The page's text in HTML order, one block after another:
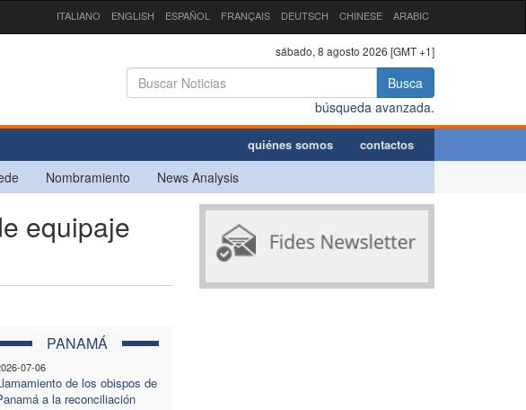
ITALIANO ENGLISH ESPAÑOL FRANÇAIS DEUTSCH CHINESE ARABIC
sábado, 8 agosto 2026 [GMT +1]
Busca
búsqueda avanzada.
quiénes somos contactos
Nombramiento News Analysis
equipaje
PANAMÁ
07-06
de los obispos de
a la reconciliación